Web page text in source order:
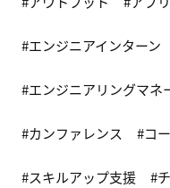
エンジニアインターン
エンジニアリングマネ
カンファレンス コ
スキルアップ支援